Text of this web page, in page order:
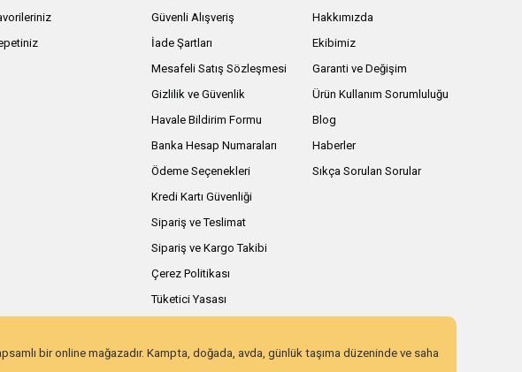
Güvenli Alışveriş
İade Şartları
Mesafeli Satış Sözleşmesi
Gizlilik ve Güvenlik
Havale Bildirim Formu
Banka Hesap Numaraları
Ödeme Seçenekleri
Kredi Kartı Güvenliği
Sipariş ve Teslimat
Sipariş ve Kargo Takibi
Çerez Politikası
Tüketici Yasası
Hakkımızda
Ekibimiz
Garanti ve Değişim
Ürün Kullanım Sorumluluğu
Blog
Haberler
Sıkça Sorulan Sorular
bir online mağazadır. Kampta, doğada, avda, günlük taşıma düzeninde ve saha